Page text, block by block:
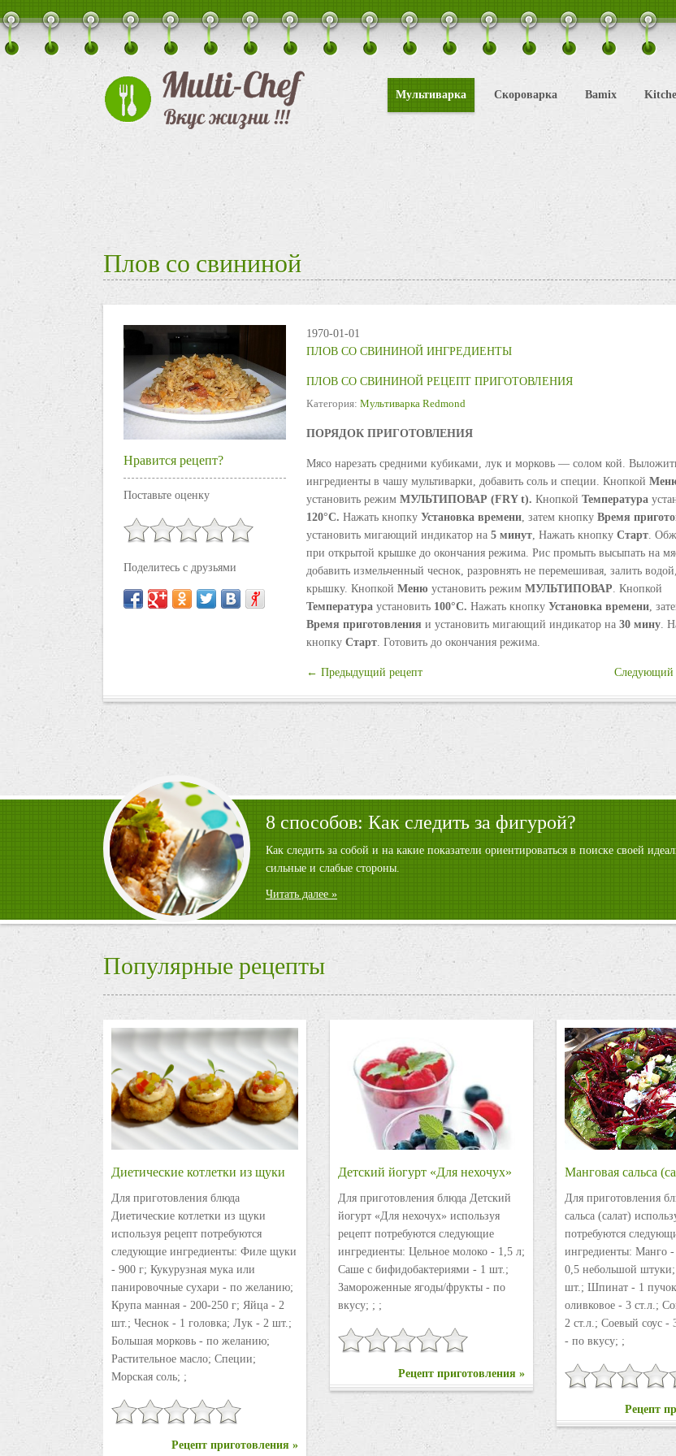
Мультиварка Скороварка Bamix
Плов со свининой
1970-01-01
Нравится рецепт?
Поставьте оценку
Поделитесь с друзьями
ПЛОВ СО СВИНИНОЙ ИНГРЕДИЕНТЫ
ПЛОВ СО СВИНИНОЙ РЕЦЕПТ ПРИГОТОВЛЕНИЯ
Категория: Мультиварка Redmond
ПОРЯДОК ПРИГОТОВЛЕНИЯ
Мясо нарезать средними кубиками, лук и морковь — солом кой.
ингредиенты в чашу мультиварки, добавить соль и специи. Кнопкой
установить режим МУЛЬТИПОВАР (FRY t). Кнопкой Температура
120°С. Нажать кнопку Установка времени, затем кнопку Время
установить мигающий индикатор на 5 минут, Нажать кнопку Старт.
при открытой крышке до окончания режима. Рис промыть высыпать на
добавить измельченный чеснок, разровнять не перемешивая, залить
крышку. Кнопкой Меню установить режим МУЛЬТИПОВАР. Кнопкой
Температура установить 100°С. Нажать кнопку Установка времени,
Время приготовления и установить мигающий индикатор на 30 мину.
кнопку Старт. Готовить до окончания режима.
← Предыдущий рецепт Следующий
8 способов: Как следить за фигурой?
Как следить за собой и на какие показатели ориентироваться в поиске своей
сильные и слабые стороны.
Читать далее »
Популярные рецепты
Диетические котлетки из щуки
Для приготовления блюда
Диетические котлетки из щуки
используя рецепт потребуются
следующие ингредиенты: Филе щуки
- 900 г; Кукурузная мука или
панировочные сухари - по желанию;
Крупа манная - 200-250 г; Яйца - 2
шт.; Чеснок - 1 головка; Лук - 2 шт.;
Большая морковь - по желанию;
Растительное масло; Специи;
Морская соль; ;
Рецепт приготовления »
Детский йогурт «Для нехочух»
Для приготовления блюда Детский
йогурт «Для нехочух» используя
рецепт потребуются следующие
ингредиенты: Цельное молоко - 1,5 л;
Саше с бифидобактериями - 1 шт.;
Замороженные ягоды/фрукты - по
вкусу; ; ;
Рецепт приготовления »
Манговая сальса
Для приготовления
сальса (салат)
потребуются
ингредиенты: Манго
0,5 небольшой
шт.; Шпинат - 1
оливковое - 3 ст.л.;
2 ст.л.; Соевый соус -
- по вкусу; ;
Рецепт